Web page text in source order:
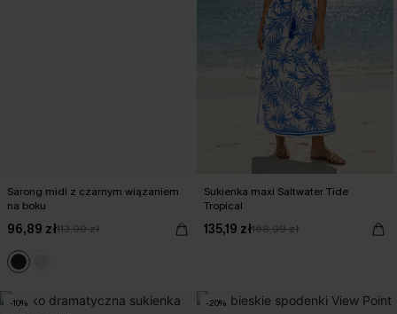
Sarong midi z czarnym wiązaniem
na boku
96,89 zł113,99 zł
Sukienka maxi Saltwater Tide
Tropical
135,19 zł168,99 zł
-10% -20%